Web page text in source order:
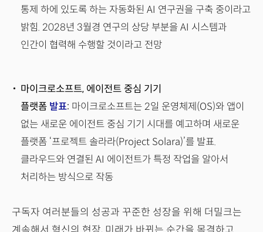
통제 하에 있도록 하는 자동화된 AI 연구권을 구축 중이라고
밝힘. 2028년 3월경 연구의 상당 부분을 AI 시스템과
인간이 협력해 수행할 것이라고 전망
마이크로소프트, 에이전트 중심 기기
플랫폼 발표: 마이크로소프트는 2일 운영체제(OS)와 앱이
없는 새로운 에이전트 중심 기기 시대를 예고하며 새로운
플랫폼 ‘프로젝트 솔라라(Project Solara)’를 발표.
클라우드와 연결된 AI 에이전트가 특정 작업을 알아서
처리하는 방식으로 작동
구독자 여러분들의 성공과 꾸준한 성장을 위해 더밀크는